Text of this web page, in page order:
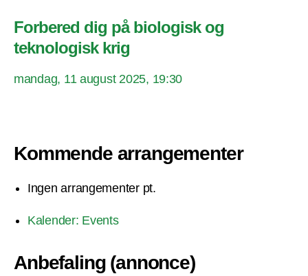
Forbered dig på biologisk og
teknologisk krig
mandag, 11 august 2025, 19:30
Kommende arrangementer
Ingen arrangementer pt.
Kalender: Events
Anbefaling (annonce)